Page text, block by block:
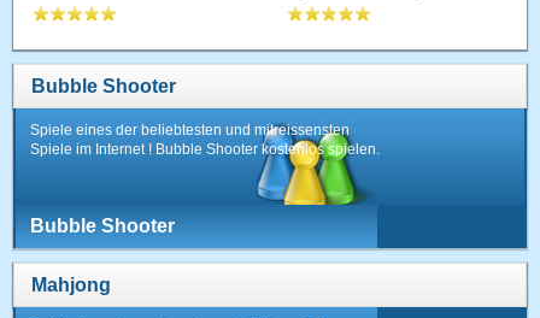
Bubble Shooter
Spiele eines der beliebtesten und mitreissensten
Spiele im Internet ! Bubble Shooter kostenlos spielen.
Bubble Shooter
Mahjong